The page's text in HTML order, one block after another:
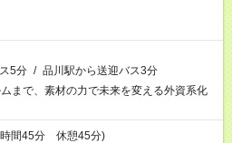
5分 / 品川駅から送迎バス3分
まで、素材の力で未来を変える外資系化
間45分 休憩45分)